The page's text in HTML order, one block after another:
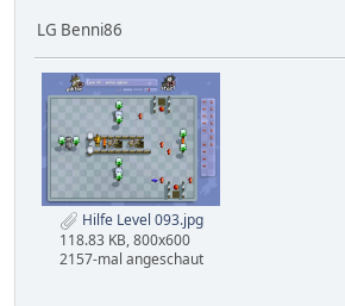
LG Benni86
Hilfe Level 093.jpg
118.83 KB, 800x600
2157-mal angeschaut